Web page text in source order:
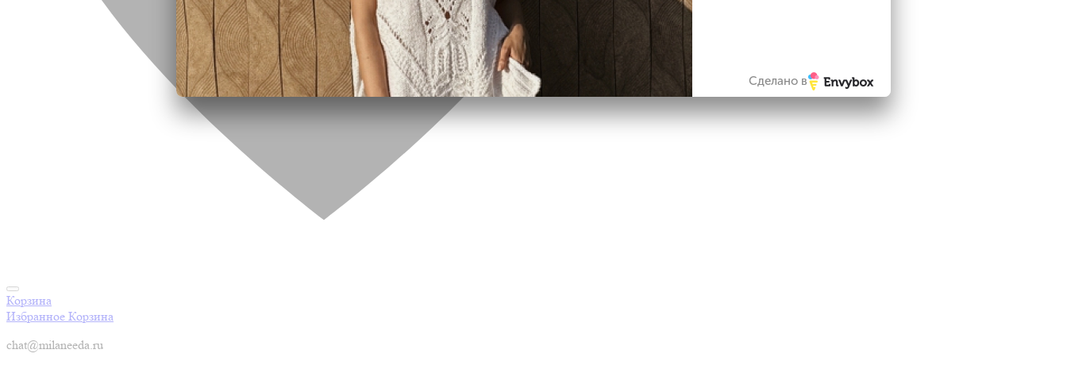
Корзина
Избранное Корзина
chat@milaneeda.ru
Сделано в